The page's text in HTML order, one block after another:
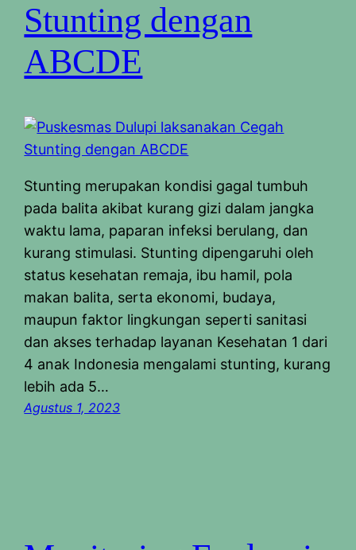
Stunting dengan
ABCDE
Stunting merupakan kondisi gagal tumbuh
pada balita akibat kurang gizi dalam jangka
waktu lama, paparan infeksi berulang, dan
kurang stimulasi. Stunting dipengaruhi oleh
status kesehatan remaja, ibu hamil, pola
makan balita, serta ekonomi, budaya,
maupun faktor lingkungan seperti sanitasi
dan akses terhadap layanan Kesehatan 1 dari
4 anak Indonesia mengalami stunting, kurang
lebih ada 5…
Agustus 1, 2023